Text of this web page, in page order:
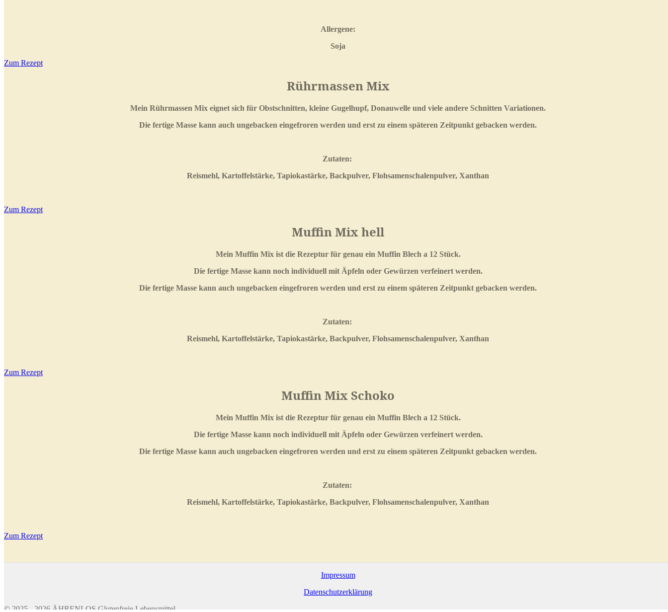
Allergene:
Soja
Zum Rezept
Rührmassen Mix
Mein Rührmassen Mix eignet sich für Obstschnitten, kleine Gugelhupf, Donauwelle und viele andere Schnitten Variationen.
Die fertige Masse kann auch ungebacken eingefroren werden und erst zu einem späteren Zeitpunkt gebacken werden.
Zutaten:
Reismehl, Kartoffelstärke, Tapiokastärke, Backpulver, Flohsamenschalenpulver, Xanthan
Zum Rezept
Muffin Mix hell
Mein Muffin Mix ist die Rezeptur für genau ein Muffin Blech a 12 Stück.
Die fertige Masse kann noch individuell mit Äpfeln oder Gewürzen verfeinert werden.
Die fertige Masse kann auch ungebacken eingefroren werden und erst zu einem späteren Zeitpunkt gebacken werden.
Zutaten:
Reismehl, Kartoffelstärke, Tapiokastärke, Backpulver, Flohsamenschalenpulver, Xanthan
Zum Rezept
Muffin Mix Schoko
Mein Muffin Mix ist die Rezeptur für genau ein Muffin Blech a 12 Stück.
Die fertige Masse kann noch individuell mit Äpfeln oder Gewürzen verfeinert werden.
Die fertige Masse kann auch ungebacken eingefroren werden und erst zu einem späteren Zeitpunkt gebacken werden.
Zutaten:
Reismehl, Kartoffelstärke, Tapiokastärke, Backpulver, Flohsamenschalenpulver, Xanthan
Zum Rezept
Impressum
Datenschutzerklärung
© 2025 - 2026 ÄHRENLOS Glutenfreie Lebensmittel